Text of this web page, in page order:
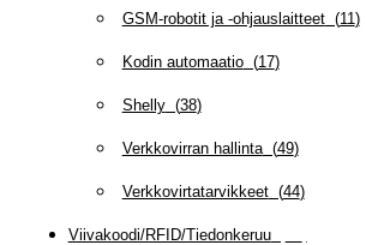
GSM-robotit ja -ohjauslaitteet(11 )
Kodin automaatio(17)
Shelly(38)
Verkkovirran hallinta(49)
Verkkovirtatarvikkeet(44)
Viivakoodi/RFID/Tiedonkeruu(